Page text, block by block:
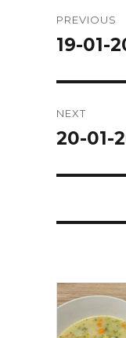
PREVIOUS
Previous
19-01-
NEXT
Next
20-01-